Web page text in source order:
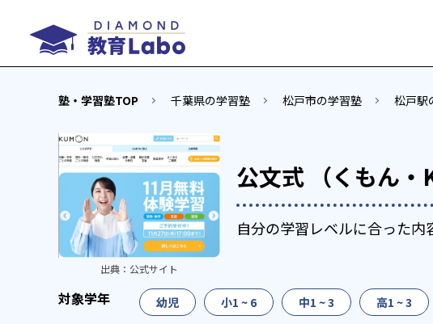
塾・学習塾TOP 千葉県の学習塾 松戸市の学習塾 松戸駅
公文式 （くもん
自分の学習レベルに合った内
出典： 公式サイト
幼児 小1 ~ 6 中1 ~ 3 高1 ~ 3